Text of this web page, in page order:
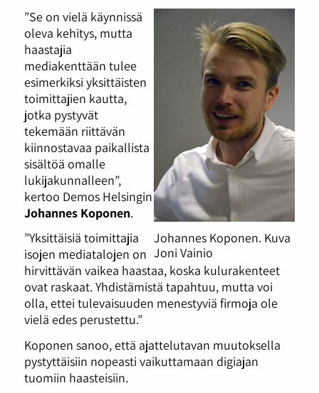
Johannes Koponen. Kuva
Joni Vainio
”Se on vielä käynnissä
oleva kehitys, mutta
haastajia
mediakenttään tulee
esimerkiksi yksittäisten
toimittajien kautta,
jotka pystyvät
tekemään riittävän
kiinnostavaa paikallista
sisältöä omalle
lukijakunnalleen”,
kertoo Demos Helsingin
Johannes Koponen.
”Yksittäisiä toimittajia
isojen mediatalojen on
hirvittävän vaikea haastaa, koska kulurakenteet
ovat raskaat. Yhdistämistä tapahtuu, mutta voi
olla, ettei tulevaisuuden menestyviä firmoja ole
vielä edes perustettu.”
Koponen sanoo, että ajattelutavan muutoksella
pystyttäisiin nopeasti vaikuttamaan digiajan
tuomiin haasteisiin.